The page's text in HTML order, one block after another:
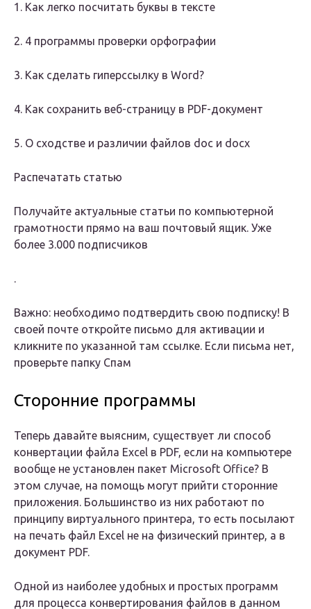
1. Как легко посчитать буквы в тексте
2. 4 программы проверки орфографии
3. Как сделать гиперссылку в Word?
4. Как сохранить веб-страницу в PDF-документ
5. О сходстве и различии файлов doc и docx
Распечатать статью
Получайте актуальные статьи по компьютерной
грамотности прямо на ваш почтовый ящик. Уже
более 3.000 подписчиков
.
Важно: необходимо подтвердить свою подписку! В
своей почте откройте письмо для активации и
кликните по указанной там ссылке. Если письма нет,
проверьте папку Спам
Сторонние программы
Теперь давайте выясним, существует ли способ
конвертации файла Excel в PDF, если на компьютере
вообще не установлен пакет Microsoft Office? В
этом случае, на помощь могут прийти сторонние
приложения. Большинство из них работают по
принципу виртуального принтера, то есть посылают
на печать файл Excel не на физический принтер, а в
документ PDF.
Одной из наиболее удобных и простых программ
для процесса конвертирования файлов в данном